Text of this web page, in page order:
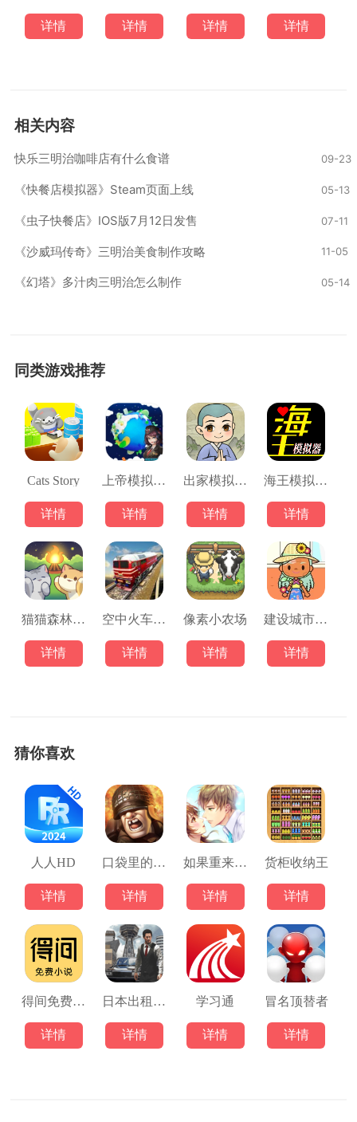
详情 详情 详情 详情
相关内容
快乐三明治咖啡店有什么食谱 09-23
《快餐店模拟器》Steam页面上线 05-13
《虫子快餐店》IOS版7月12日发售 07-11
《沙威玛传奇》三明治美食制作攻略 11-05
《幻塔》多汁肉三明治怎么制作 05-14
同类游戏推荐
Cats Story
详情
上帝模拟器2024
详情
出家模拟器3D
详情
海王模拟器游戏
详情
猫猫森林历险手游
详情
空中火车模拟器
详情
像素小农场
详情
建设城市模拟器
详情
猜你喜欢
人人HD
详情
口袋里的战争将军
详情
如果重来3D
详情
货柜收纳王
详情
得间免费小说阅读
详情
日本出租车模拟器
详情
学习通
详情
冒名顶替者
详情